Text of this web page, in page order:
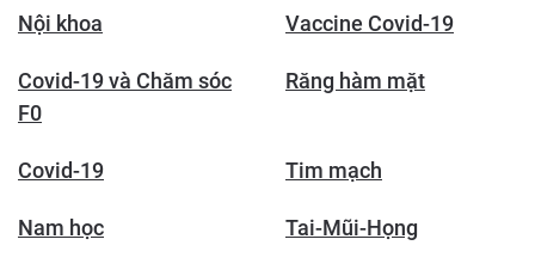
Nội khoa Vaccine Covid-19
Covid-19 và Chăm sóc
F0
Răng hàm mặt
Covid-19 Tim mạch
Nam học Tai-Mũi-Họng